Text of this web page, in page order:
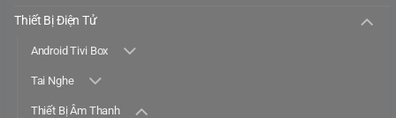
Thiết Bị Điện Tử
Android Tivi Box
Tai Nghe
Thiết Bị Âm Thanh